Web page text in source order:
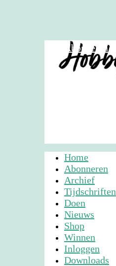
Abonneren
Home
Abonneren
Archief
Tijdschriften
Doen
Nieuws
Shop
Winnen
Inloggen
Downloads